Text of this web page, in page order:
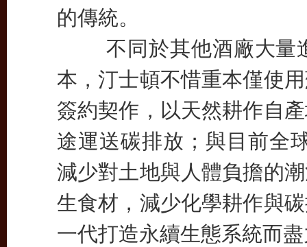
的傳統。
不同於其他酒廠大量進
本，汀士頓不惜重本僅使
簽約契作，以天然耕作自
途運送碳排放；與目前全
減少對土地與人體負擔的
生食材，減少化學耕作與
一代打造永續生態系統而